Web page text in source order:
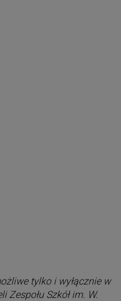
tylko i wyłącznie w
Szkół im. W.